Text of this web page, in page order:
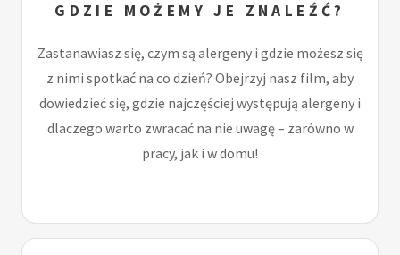
GDZIE MOŻEMY JE ZNALEŹĆ?
Zastanawiasz się, czym są alergeny i gdzie możesz się
z nimi spotkać na co dzień? Obejrzyj nasz film, aby
dowiedzieć się, gdzie najczęściej występują alergeny i
dlaczego warto zwracać na nie uwagę – zarówno w
pracy, jak i w domu!